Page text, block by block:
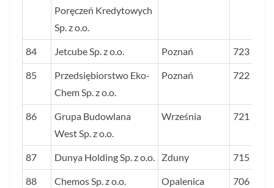
Poręczeń Kredytowych
Sp. z o.o.
84 Jetcube Sp. z o.o. Poznań 723
85
Przedsiębiorstwo Eko-
Chem Sp. z o.o.
Poznań 722
86
Grupa Budowlana
West Sp. z o.o.
Września 721
87 Dunya Holding Sp. z o.o. Zduny 715
88 Chemos Sp. z o.o. Opalenica 706